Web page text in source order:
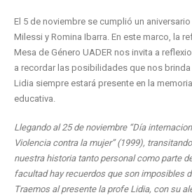
El 5 de noviembre se cumplió un
Milessi y Romina Ibarra. En este marco, la
Mesa de Género UADER nos invita a
a recordar las posibilidades que nos
Lidia siempre estará presente en la
educativa.
Llegando al 25 de noviembre “Día
Violencia contra la mujer” (1999),
nuestra historia tanto personal como parte
facultad hay recuerdos que son imposibles
Traemos al presente la profe Lidia, con su